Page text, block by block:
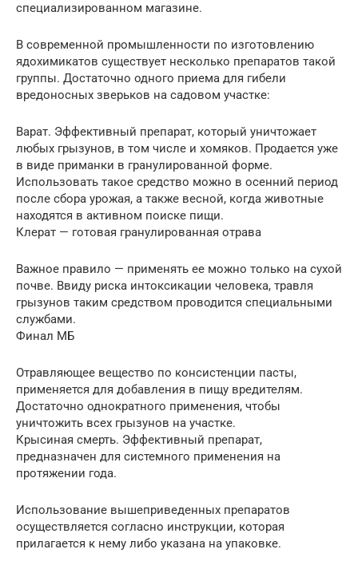
специализированном магазине.
В современной промышленности по изготовлению
ядохимикатов существует несколько препаратов такой
группы. Достаточно одного приема для гибели
вредоносных зверьков на садовом участке:
Варат. Эффективный препарат, который уничтожает
любых грызунов, в том числе и хомяков. Продается уже
в виде приманки в гранулированной форме.
Использовать такое средство можно в осенний период
после сбора урожая, а также весной, когда животные
находятся в активном поиске пищи.
Клерат — готовая гранулированная отрава
Важное правило — применять ее можно только на сухой
почве. Ввиду риска интоксикации человека, травля
грызунов таким средством проводится специальными
службами.
Финал МБ
Отравляющее вещество по консистенции пасты,
применяется для добавления в пищу вредителям.
Достаточно однократного применения, чтобы
уничтожить всех грызунов на участке.
Крысиная смерть. Эффективный препарат,
предназначен для системного применения на
протяжении года.
Использование вышеприведенных препаратов
осуществляется согласно инструкции, которая
прилагается к нему либо указана на упаковке.